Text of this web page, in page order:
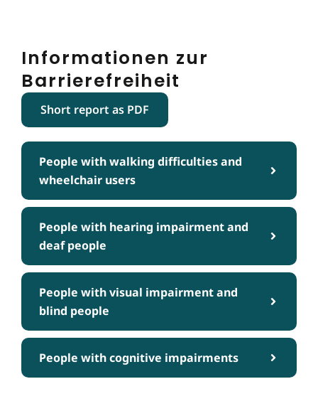
Informationen zur
Barrierefreiheit
Short report as PDF
People with walking difficulties and
wheelchair users
People with hearing impairment and
deaf people
People with visual impairment and
blind people
People with cognitive impairments